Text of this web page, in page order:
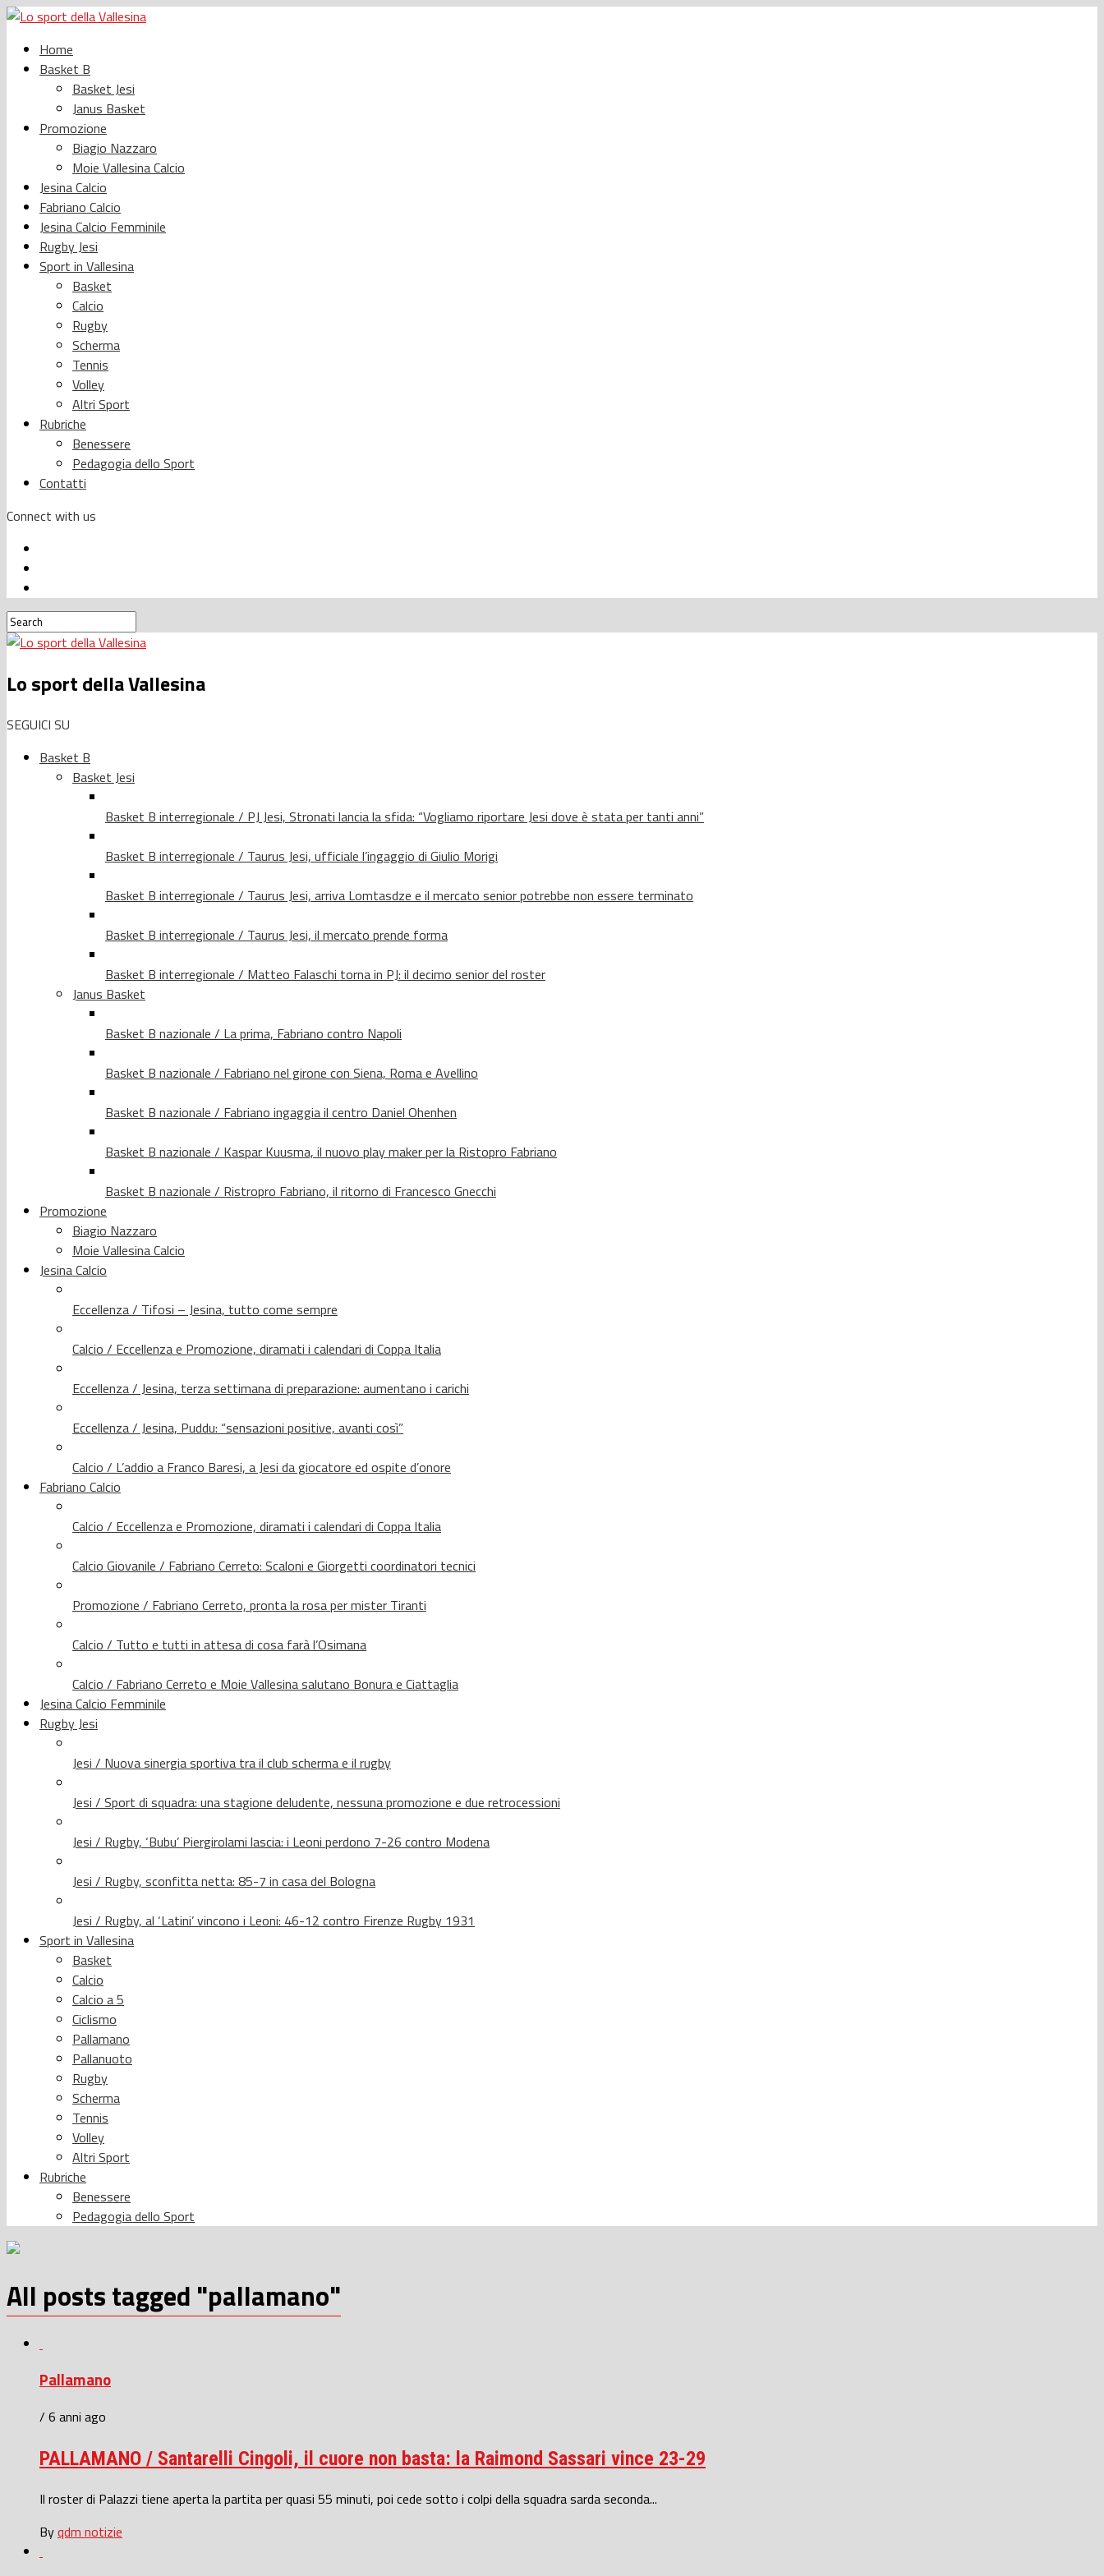
Home
Basket B
Basket Jesi
Janus Basket
Promozione
Biagio Nazzaro
Moie Vallesina Calcio
Jesina Calcio
Fabriano Calcio
Jesina Calcio Femminile
Rugby Jesi
Sport in Vallesina
Basket
Calcio
Rugby
Scherma
Tennis
Volley
Altri Sport
Rubriche
Benessere
Pedagogia dello Sport
Contatti
Connect with us
Lo sport della Vallesina
SEGUICI SU
Basket B
Basket Jesi
Basket B interregionale / PJ Jesi, Stronati lancia la sfida: “Vogliamo riportare Jesi dove è stata per tanti anni”
Basket B interregionale / Taurus Jesi, ufficiale l’ingaggio di Giulio Morigi
Basket B interregionale / Taurus Jesi, arriva Lomtasdze e il mercato senior potrebbe non essere terminato
Basket B interregionale / Taurus Jesi, il mercato prende forma
Basket B interregionale / Matteo Falaschi torna in PJ: il decimo senior del roster
Janus Basket
Basket B nazionale / La prima, Fabriano contro Napoli
Basket B nazionale / Fabriano nel girone con Siena, Roma e Avellino
Basket B nazionale / Fabriano ingaggia il centro Daniel Ohenhen
Basket B nazionale / Kaspar Kuusma, il nuovo play maker per la Ristopro Fabriano
Basket B nazionale / Ristropro Fabriano, il ritorno di Francesco Gnecchi
Promozione
Biagio Nazzaro
Moie Vallesina Calcio
Jesina Calcio
Eccellenza / Tifosi – Jesina, tutto come sempre
Calcio / Eccellenza e Promozione, diramati i calendari di Coppa Italia
Eccellenza / Jesina, terza settimana di preparazione: aumentano i carichi
Eccellenza / Jesina, Puddu: “sensazioni positive, avanti così”
Calcio / L’addio a Franco Baresi, a Jesi da giocatore ed ospite d’onore
Fabriano Calcio
Calcio / Eccellenza e Promozione, diramati i calendari di Coppa Italia
Calcio Giovanile / Fabriano Cerreto: Scaloni e Giorgetti coordinatori tecnici
Promozione / Fabriano Cerreto, pronta la rosa per mister Tiranti
Calcio / Tutto e tutti in attesa di cosa farà l’Osimana
Calcio / Fabriano Cerreto e Moie Vallesina salutano Bonura e Ciattaglia
Jesina Calcio Femminile
Rugby Jesi
Jesi / Nuova sinergia sportiva tra il club scherma e il rugby
Jesi / Sport di squadra: una stagione deludente, nessuna promozione e due retrocessioni
Jesi / Rugby, ‘Bubu’ Piergirolami lascia: i Leoni perdono 7-26 contro Modena
Jesi / Rugby, sconfitta netta: 85-7 in casa del Bologna
Jesi / Rugby, al ‘Latini’ vincono i Leoni: 46-12 contro Firenze Rugby 1931
Sport in Vallesina
Basket
Calcio
Calcio a 5
Ciclismo
Pallamano
Pallanuoto
Rugby
Scherma
Tennis
Volley
Altri Sport
Rubriche
Benessere
Pedagogia dello Sport
All posts tagged "pallamano"
Pallamano
/ 6 anni ago
PALLAMANO / Santarelli Cingoli, il cuore non basta: la Raimond Sassari vince 23-29
Il roster di Palazzi tiene aperta la partita per quasi 55 minuti, poi cede sotto i colpi della squadra sarda seconda...
Byqdm notizie